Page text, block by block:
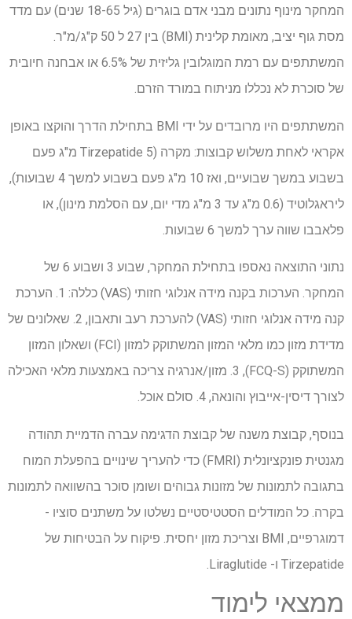
המחקר מינוף נתונים מבני אדם בוגרים (גיל 18-65 שנים) עם מדד
מסת גוף יציב, מאומת קלינית (BMI) בין 27 ל 50 ק"ג/מ"ר.
המשתתפים עם רמת המוגלובין גליזית של 6.5% או אבחנה חיובית
של סוכרת לא נכללו מניתוח במורד הזרם.
המשתתפים היו מרובדים על ידי BMI בתחילת הדרך והוקצו באופן
אקראי לאחת משלוש קבוצות: מקרה (Tirzepatide 5 מ"ג פעם
בשבוע במשך שבועיים, ואז 10 מ"ג פעם בשבוע למשך 4 שבועות),
ליראגלוטיד (0.6 מ"ג עד 3 מ"ג מדי יום, עם הסלמת מינון), או
פלאבבו שווה ערך למשך 6 שבועות.
נתוני התוצאה נאספו בתחילת המחקר, שבוע 3 ושבוע 6 של
המחקר. הערכות בקנה מידה אנלוגי חזותי (VAS) כללה: 1. הערכת
קנה מידה אנלוגי חזותי (VAS) להערכת רעב ותאבון, 2. שאלונים של
מדידת מזון כמו מלאי המזון המשתוקק למזון (FCI) ושאלון המזון
המשתוקק (FCQ-S), 3. מזון/אנרגיה צריכה באמצעות מלאי האכילה
לצורך דיסין-אייבוץ והונאה, 4. סולם אוכל.
בנוסף, קבוצת משנה של קבוצת הדגימה עברה הדמיית תהודה
מגנטית פונקציונלית (FMRI) כדי להעריך שינויים בהפעלת המוח
בתגובה לתמונות של מזונות גבוהים ושומן סוכר בהשוואה לתמונות
בקרה. כל המודלים הסטטיסטיים נשלטו על משתנים סוציו -
דמוגרפיים, BMI וצריכת מזון יחסית. פיקוח על הבטיחות של
Tirzepatide ו- Liraglutide.
ממצאי לימוד